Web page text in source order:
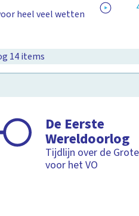
heel veel wetten
14 items
De Eerste
Wereldoorlog
Tijdlijn over de
voor het VO